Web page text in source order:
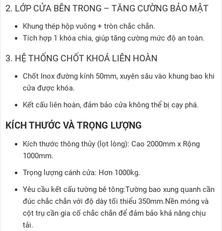
2. LỚP CỬA BÊN TRONG – TĂNG CƯỜNG BẢO MẬT
Khung thép hộp vuông + tròn chắc chắn.
Tích hợp 1 khóa chìa, giúp tăng cường mức độ an toàn.
3. HỆ THỐNG CHỐT KHOÁ LIÊN HOÀN
Chốt Inox đường kính 50mm, xuyên sâu vào khung bao khi
cửa được khóa.
Kết cấu liên hoàn, đảm bảo cửa không thể bị cạy phá.
KÍCH THƯỚC VÀ TRỌNG LƯỢNG
Kích thước thông thủy (lọt lòng): Cao 2000mm x Rộng
1000mm.
Trọng lượng cánh cửa: Hơn 1000kg.
Yêu cầu kết cấu tường bê tông:Tường bao xung quanh cần
đúc chắc chắn với độ dày tối thiểu 350mm.Nền móng và
cột trụ cần gia cố chắc chắn để đảm bảo khả năng chịu
tải.